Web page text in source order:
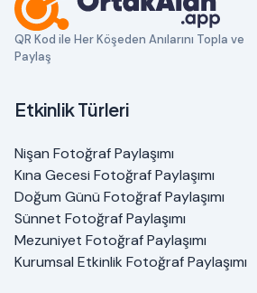
QR Kod ile Her Köşeden Anılarını Topla ve
Paylaş
Etkinlik Türleri
Nişan Fotoğraf Paylaşımı
Kına Gecesi Fotoğraf Paylaşımı
Doğum Günü Fotoğraf Paylaşımı
Sünnet Fotoğraf Paylaşımı
Mezuniyet Fotoğraf Paylaşımı
Kurumsal Etkinlik Fotoğraf Paylaşımı